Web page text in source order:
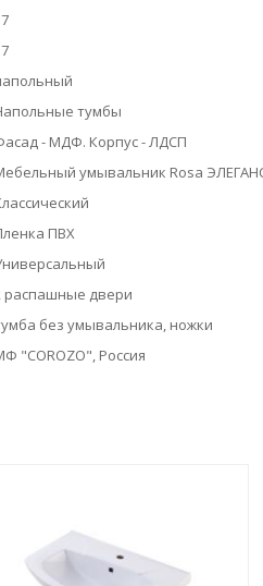
тумбы
- МДФ. Корпус - ЛДСП
умывальник Rosa
ПВХ
распашные двери
без умывальника, ножки
"COROZO", Россия